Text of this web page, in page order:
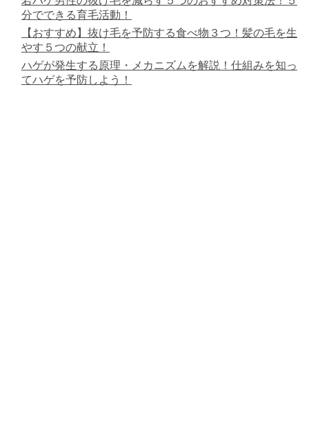
分でできる育毛活動！
【おすすめ】抜け毛を予防する食べ物３つ！髪の毛を生
やす５つの献立！
ハゲが発生する原理・メカニズムを解説！仕組みを知っ
てハゲを予防しよう！